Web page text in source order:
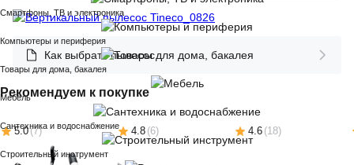
Смартфоны, ТВ и электроника
Компьютеры и периферия
Товары для дома, бакалея
Мебель
Сантехника и водоснабжение
Строительный инструмент
Как выбрать пылесос
Рекомендуем к покупке
5.0(7) 4.8 (6) 4.6 (18)